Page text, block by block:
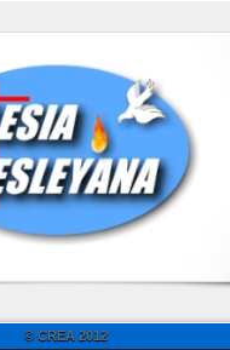
© CREA 2012